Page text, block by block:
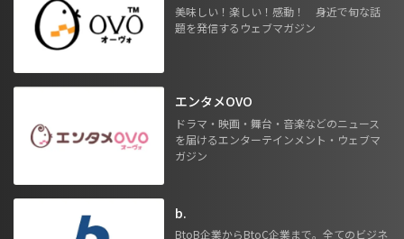
美味しい！楽しい！感動！ 身近で旬な話
題を発信するウェブマガジン
エンタメOVO
ドラマ・映画・舞台・音楽などのニュース
を届けるエンターテインメント・ウェブマ
ガジン
b.
BtoB企業からBtoC企業まで。全てのビジネ